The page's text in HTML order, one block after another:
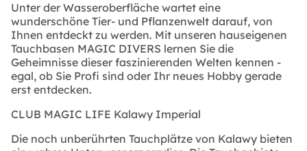
Unter der Wasseroberfläche wartet eine
wunderschöne Tier- und Pflanzenwelt darauf, von
Ihnen entdeckt zu werden. Mit unseren hauseigenen
Tauchbasen MAGIC DIVERS lernen Sie die
Geheimnisse dieser faszinierenden Welten kennen -
egal, ob Sie Profi sind oder Ihr neues Hobby gerade
erst entdecken.
CLUB MAGIC LIFE Kalawy Imperial
Die noch unberührten Tauchplätze von Kalawy bieten